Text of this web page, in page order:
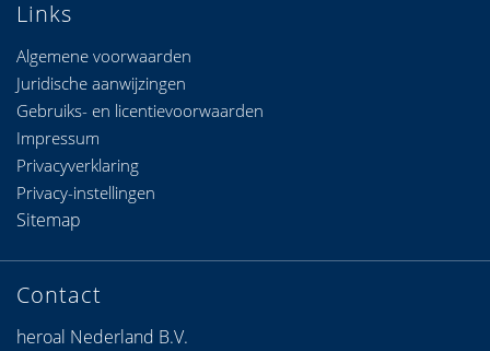
Links
Algemene voorwaarden
Juridische aanwijzingen
Gebruiks- en licentievoorwaarden
Contact
heroal Nederland B.V.
Impressum
Privacyverklaring
Privacy-instellingen
Sitemap